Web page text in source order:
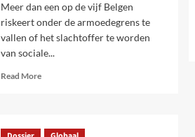
Meer dan een op de vijf Belgen
riskeert onder de armoedegrens te
vallen of het slachtoffer te worden
van sociale...
Read MoreRead
steeds